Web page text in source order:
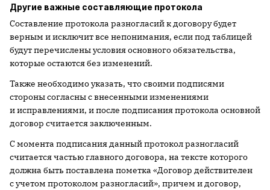
Другие важные составляющие протокола
Составление протокола разногласий к договору будет
верным и исключит все непонимания, если под таблицей
будут перечислены условия основного обязательства,
которые остаются без изменений.
Также необходимо указать, что своими подписями
стороны согласны с внесенными изменениями
и исправлениями, и после подписания протокола основной
договор считается заключенным.
С момента подписания данный протокол разногласий
считается частью главного договора, на тексте которого
должна быть поставлена пометка «Договор действителен
с учетом протоколом разногласий», причем и договор,